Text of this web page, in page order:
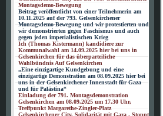
Montagsdemo-Bewegung
Beitrag veröffentlicht von einer Teilnehmerin am
10.11.2025 auf der 793. Gelsenkirchener
Montagsdemo-Bewegung und wir protestierten und
wir demonstrierten gegen Faschismus und auch
gegen jeden imperialistischen Krieg
Ich (Thomas Kistermann) kandidiere zur
Kommunalwahl am 14.09.2025 hier bei uns in
Gelsenkirchen für das überparteiliche
Wahlbündnis Auf Gelsenkirchen
„Eine einzigartige Kundgebung und eine
einzigartige Demonstration am 08.09.2025 hier bei
uns in der Gelsenkirchener Innenstadt für Gaza
und für Palästina“
Einladung der 791. Montagsdemonstration
Gelsenkirchen am 08.09.2025 um 17.30 Uhr,
Treffpunkt Margarethe-Zingler-Platz
Gelsenkirchener City, Solidarität mit Gaza - Stoppt